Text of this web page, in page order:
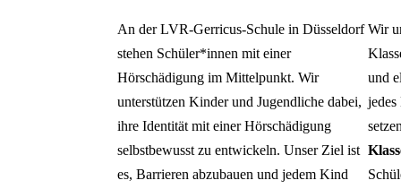
An der LVR-Gerricus-Schule in Düsseldorf
stehen Schüler*innen mit einer
Hörschädigung im Mittelpunkt. Wir
unterstützen Kinder und Jugendliche dabei,
ihre Identität mit einer Hörschädigung
selbstbewusst zu entwickeln. Unser Ziel ist
es, Barrieren abzubauen und jedem Kind
Wir
und